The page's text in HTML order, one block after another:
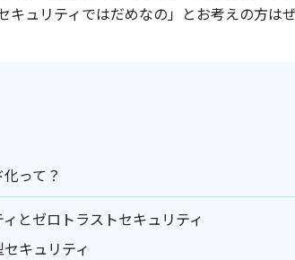
キュリティではだめなの」とお考えの方は
って？
とゼロトラストセキュリティ
セキュリティ